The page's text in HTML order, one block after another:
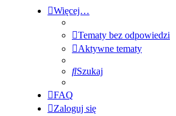
Więcej…
Tematy bez odpowiedzi
Aktywne tematy
Szukaj
FAQ
Zaloguj się